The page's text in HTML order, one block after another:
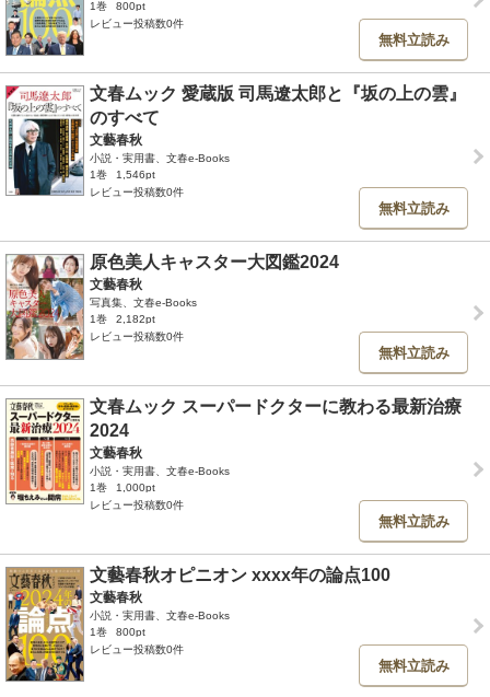
1巻
800pt
レビュー投稿数0件
無料立読み
文春ムック 愛蔵版 司馬遼太郎と『坂の上の雲』
のすべて
文藝春秋
小説・実用書、文春e-Books
1巻
1,546pt
レビュー投稿数0件
無料立読み
原色美人キャスター大図鑑2024
文藝春秋
写真集、文春e-Books
1巻
2,182pt
レビュー投稿数0件
無料立読み
文春ムック スーパードクターに教わる最新治療
2024
文藝春秋
小説・実用書、文春e-Books
1巻
1,000pt
レビュー投稿数0件
無料立読み
文藝春秋オピニオン xxxx年の論点100
文藝春秋
小説・実用書、文春e-Books
1巻
800pt
レビュー投稿数0件
無料立読み